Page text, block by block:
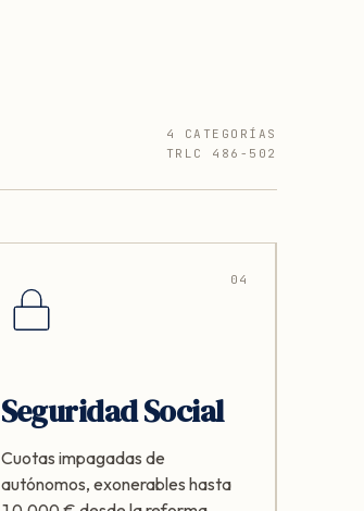
4 CATEGORÍAS
TRLC 486-502
04
Seguridad Social
Cuotas impagadas de
autónomos, exonerables hasta